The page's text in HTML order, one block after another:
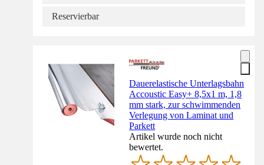
Reservierbar
Dauerelastische Unterlagsbahn
Accoustic Easy+ 8,5x1 m, 1,8
mm stark, zur schwimmenden
Verlegung von Laminat und
Parkett
Artikel wurde noch nicht
bewertet.